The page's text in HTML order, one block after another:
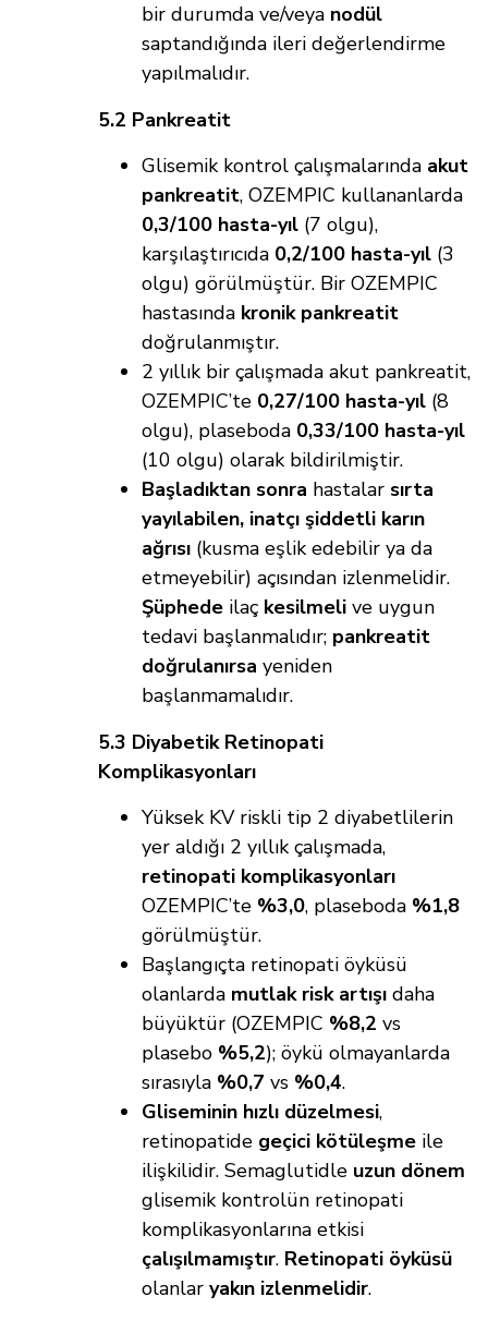
bir durumda ve/veya nodül
saptandığında ileri değerlendirme
yapılmalıdır.
5.2 Pankreatit
Glisemik kontrol çalışmalarında akut
pankreatit, OZEMPIC kullananlarda
0,3/100 hasta-yıl (7 olgu),
karşılaştırıcıda 0,2/100 hasta-yıl (3
olgu) görülmüştür. Bir OZEMPIC
hastasında kronik pankreatit
doğrulanmıştır.
2 yıllık bir çalışmada akut pankreatit,
OZEMPIC’te 0,27/100 hasta-yıl (8
olgu), plaseboda 0,33/100 hasta-yıl
(10 olgu) olarak bildirilmiştir.
Başladıktan sonra hastalar sırta
yayılabilen, inatçı şiddetli karın
ağrısı (kusma eşlik edebilir ya da
etmeyebilir) açısından izlenmelidir.
Şüphede ilaç kesilmeli ve uygun
tedavi başlanmalıdır; pankreatit
doğrulanırsa yeniden
başlanmamalıdır.
5.3 Diyabetik Retinopati
Komplikasyonları
Yüksek KV riskli tip 2 diyabetlilerin
yer aldığı 2 yıllık çalışmada,
retinopati komplikasyonları
OZEMPIC’te %3,0, plaseboda %1,8
görülmüştür.
Başlangıçta retinopati öyküsü
olanlarda mutlak risk artışı daha
büyüktür (OZEMPIC %8,2 vs
plasebo %5,2); öykü olmayanlarda
sırasıyla %0,7 vs %0,4.
Gliseminin hızlı düzelmesi,
retinopatide geçici kötüleşme ile
ilişkilidir. Semaglutidle uzun dönem
glisemik kontrolün retinopati
komplikasyonlarına etkisi
çalışılmamıştır. Retinopati öyküsü
olanlar yakın izlenmelidir.